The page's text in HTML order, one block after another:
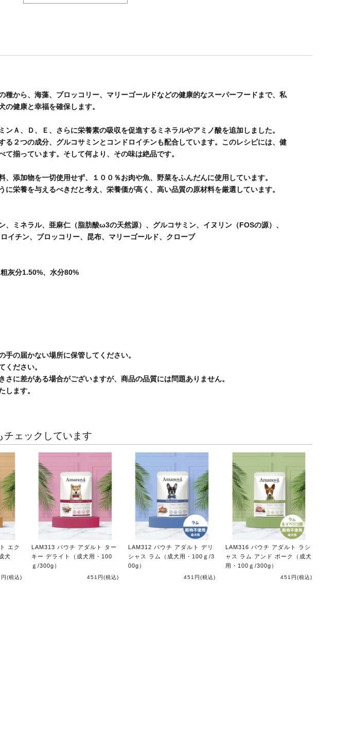
種から、海藻、ブロッコリー、マリーゴールドなどの健康的なスーパーフードまで、私
健康と幸福を確保します。
Ａ、Ｄ、Ｅ、さらに栄養素の吸収を促進するミネラルやアミノ酸を追加しました。
る２つの成分、グルコサミンとコンドロイチンも配合しています。このレシピには、健
揃っています。そして何より、その味は絶品です。
添加物を一切使用せず、１００％お肉や魚、野菜をふんだんに使用しています。
栄養を与えるべきだと考え、栄養価が高く、高い品質の原材料を厳選しています。
、ミネラル、亜麻仁（脂肪酸ω3の天然源）、グルコサミン、イヌリン（FOSの源）、
イチン、ブロッコリー、昆布、マリーゴールド、クローブ
灰分1.50%、水分80%
の届かない場所に保管してください。
ください。
に差がある場合がございますが、商品の品質には問題ありません。
します。
チェックしています
エク
犬
(税込)
LAM313 パウチ アダルト ター
キー デライト（成犬用・100
ｇ/300g）
451円(税込)
LAM312 パウチ アダルト デリ
シャス ラム（成犬用・100ｇ/3
00g）
451円(税込)
LAM316 パウチ アダルト ラシ
ャス ラム アンド ポーク（成犬
用・100ｇ/300g）
451円(税込)